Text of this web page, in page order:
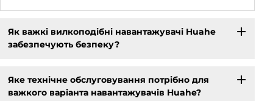
Як важкі вилкоподібні навантажувачі Huahe
забезпечують безпеку?
Яке технічне обслуговування потрібно для
важкого варіанта навантажувачів Huahe?